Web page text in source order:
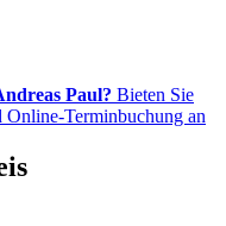
Paul? Bieten Sie
Online-Terminbuchung an